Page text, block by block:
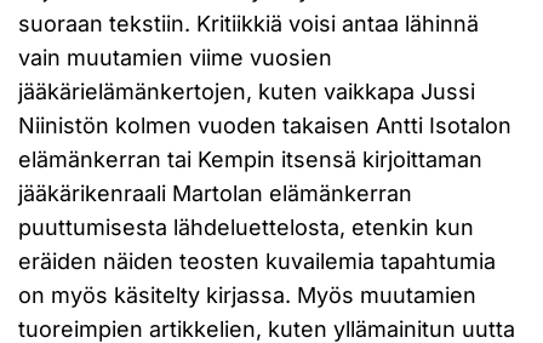
suoraan tekstiin. Kritiikkiä voisi antaa lähinnä
vain muutamien viime vuosien
jääkärielämänkertojen, kuten vaikkapa Jussi
Niinistön kolmen vuoden takaisen Antti Isotalon
elämänkerran tai Kempin itsensä kirjoittaman
jääkärikenraali Martolan elämänkerran
puuttumisesta lähdeluettelosta, etenkin kun
eräiden näiden teosten kuvailemia tapahtumia
on myös käsitelty kirjassa. Myös muutamien
tuoreimpien artikkelien, kuten yllämainitun uutta